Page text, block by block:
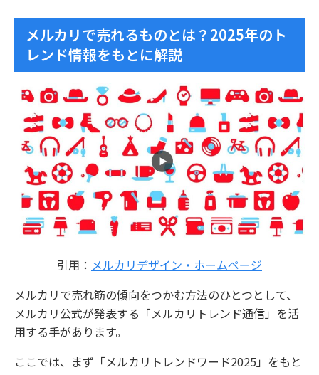
メルカリで売れるものとは？2025年のト
レンド情報をもとに解説
引用： メルカリデザイン・ホームページ
メルカリで売れ筋の傾向をつかむ方法のひとつとして、
メルカリ公式が発表する「メルカリトレンド通信」を活
用する手があります。
ここでは、まず「メルカリトレンドワード2025」をもと